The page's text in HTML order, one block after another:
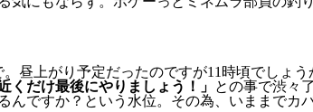
昼上がり予定だったのですが11時頃でしょ
くだけ最後にやりましょう！」 との事で渋々
んですか？という水位。その為、いままで